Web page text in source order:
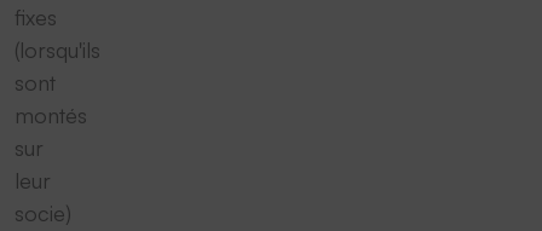
fixes
(lorsqu'ils
sont
montés
sur
leur
socie)